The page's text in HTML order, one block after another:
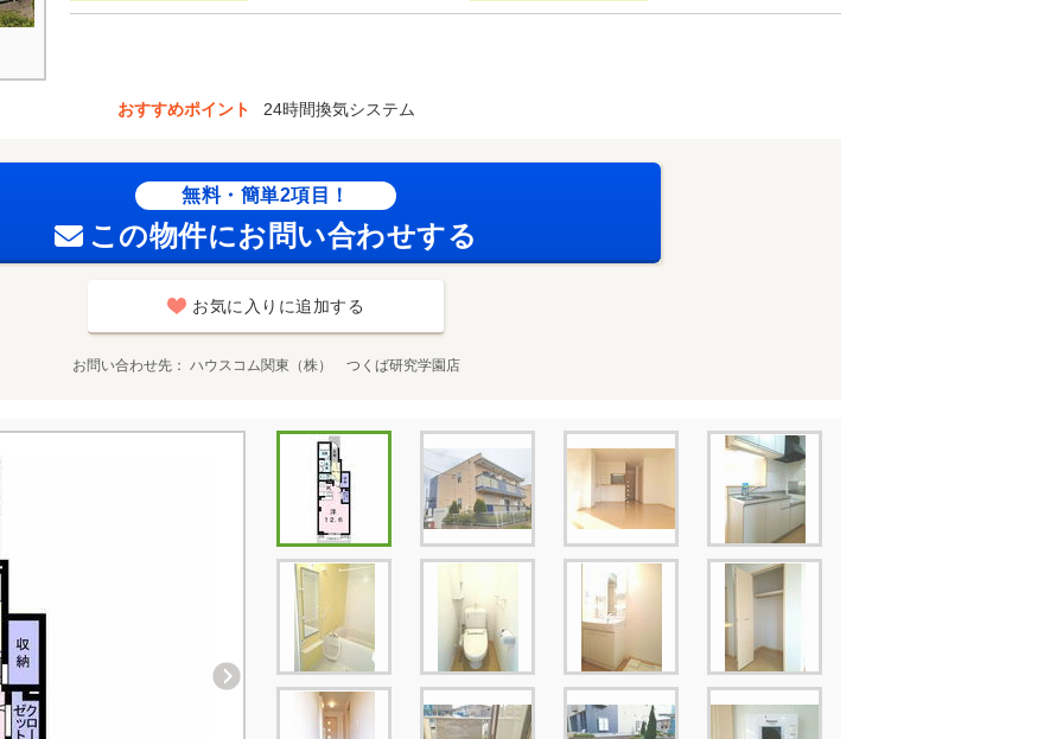
おすすめポイント 24時間換気システム
無料・簡単2項目！
この物件にお問い合わせする
お気に入りに追加する
お問い合わせ先 ハウスコム関東（株） つくば研究学園店